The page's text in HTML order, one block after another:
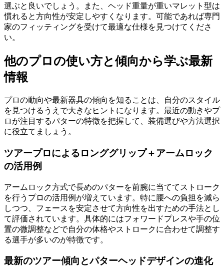
選ぶと良いでしょう。また、ヘッド重量が重いマレット型は
慣れると方向性が安定しやすくなります。可能であれば専門
家のフィッティングを受けて最適な仕様を見つけてくださ
い。
他のプロの使い方と傾向から学ぶ最新
情報
プロの動向や最新器具の傾向を知ることは、自分のスタイル
を見つけるうえで大きなヒントになります。最近の動きやプ
ロが注目するパターの特徴を把握して、装備選びや方法選択
に役立てましょう。
ツアープロによるロンググリップ＋アームロック
の活用例
アームロック方式で長めのパターを前腕に当ててストローク
を行うプロの活用例が増えています。特に腰への負担を減ら
しつつ、フェースを安定させて方向性を出すための手法とし
て評価されています。具体的にはフォワードプレスや手の位
置の微調整などで自分の体格やストロークに合わせて調整す
る選手が多いのが特徴です。
最新のツアー傾向とパターヘッドデザインの進化